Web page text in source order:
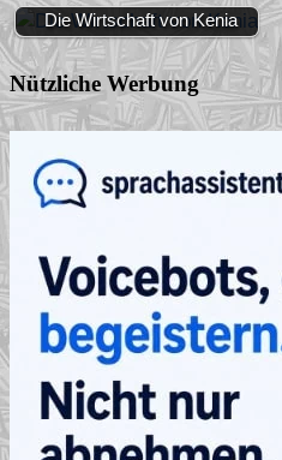
Die Wirtschaft von Kenia
Nützliche Werbung